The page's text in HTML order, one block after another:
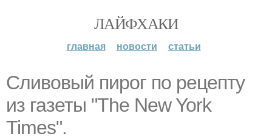
ЛАЙФХАКИ
главная новости статьи
Сливовый пирог по рецепту
из газеты "The New York
Times".